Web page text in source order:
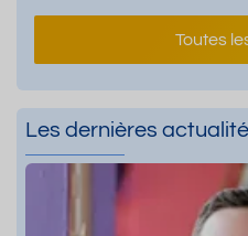
Toutes
Les dernières